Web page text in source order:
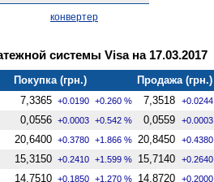
конвертер
системы Visa на 17.03.2017
Покупка (грн.)
Продажа (грн.)
7,3365 +0.0190 +0.260 % 7,3518 +0.0244
0,0556 +0.0003 +0.542 % 0,0559 +0.0003
20,6400 +0.3780 +1.866 % 20,8450 +0.4380
15,3150 +0.2410 +1.599 % 15,7140 +0.2640
14,7510 +0.1850 +1.270 % 14,8720 +0.2000